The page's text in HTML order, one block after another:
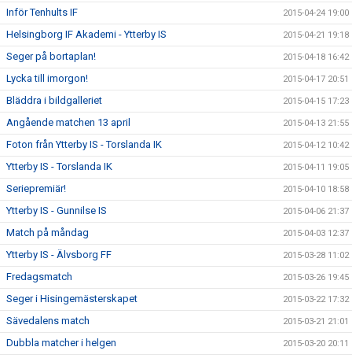
Inför Tenhults IF 2015-04-24 19:00
Helsingborg IF Akademi - Ytterby IS 2015-04-21 19:18
Seger på bortaplan! 2015-04-18 16:42
Lycka till imorgon! 2015-04-17 20:51
Bläddra i bildgalleriet 2015-04-15 17:23
Angående matchen 13 april 2015-04-13 21:55
Foton från Ytterby IS - Torslanda IK 2015-04-12 10:42
Ytterby IS - Torslanda IK 2015-04-11 19:05
Seriepremiär! 2015-04-10 18:58
Ytterby IS - Gunnilse IS 2015-04-06 21:37
Match på måndag 2015-04-03 12:37
Ytterby IS - Älvsborg FF 2015-03-28 11:02
Fredagsmatch 2015-03-26 19:45
Seger i Hisingemästerskapet 2015-03-22 17:32
Sävedalens match 2015-03-21 21:01
Dubbla matcher i helgen 2015-03-20 20:11